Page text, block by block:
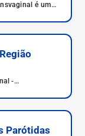
é um
sendo
uterinas e
-
Parótidas